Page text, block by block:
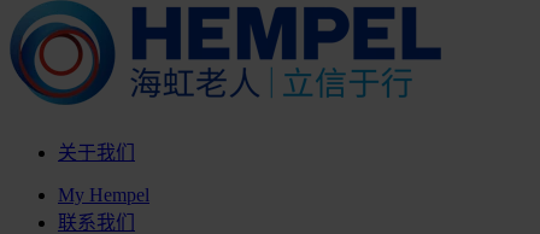
关于我们
My Hempel
联系我们